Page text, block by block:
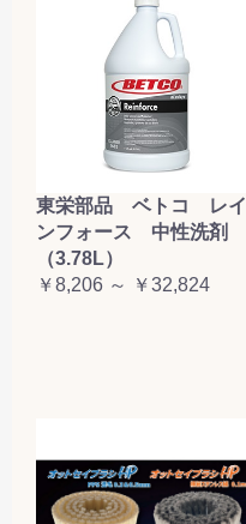
東栄部品 ベトコ レイ
ンフォース 中性洗剤
（3.78L）
￥8,206 ～ ￥32,824